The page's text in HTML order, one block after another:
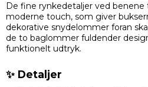
De fine rynkedetaljer ved
moderne touch, som giver
dekorative snydelommer foran
de to baglommer fuldender
funktionelt udtryk.
✨ Detaljer